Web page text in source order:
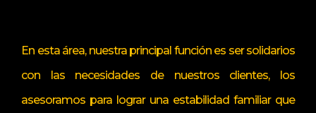
En esta área, nuestra principal función es ser solidarios
con las necesidades de nuestros clientes, los
asesoramos para lograr una estabilidad familiar que